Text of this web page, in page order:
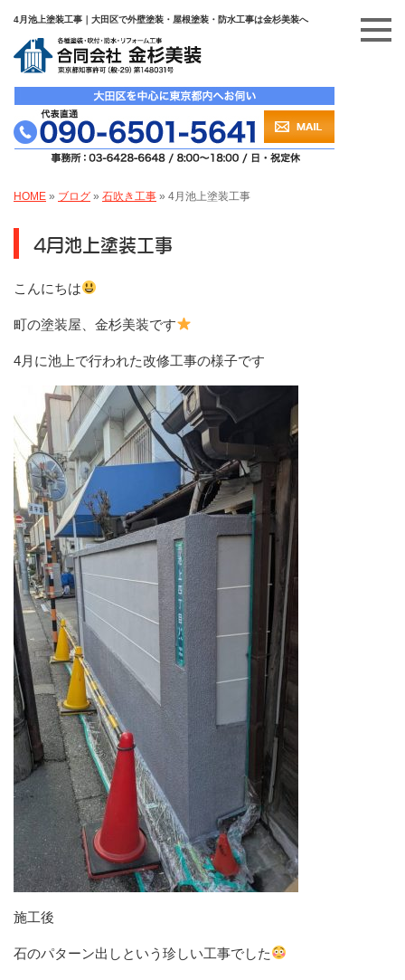
4月池上塗装工事｜大田区で外壁塗装・屋根塗装・防水工事は金杉美装へ
HOME » ブログ » 石吹き工事 » 4月池上塗装工事
4月池上塗装工事
こんにちは
町の塗装屋、金杉美装です
4月に池上で行われた改修工事の様子です
施工後
石のパターン出しという珍しい工事でした